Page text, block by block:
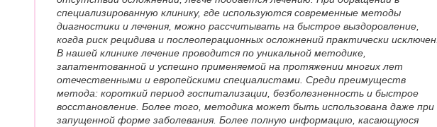
специализированную клинику, где используются современные методы
диагностики и лечения, можно рассчитывать на быстрое выздоровление,
когда риск рецидива и послеоперационных осложнений практически исключен.
В нашей клинике лечение проводится по уникальной методике,
запатентованной и успешно применяемой на протяжении многих лет
отечественными и европейскими специалистами. Среди преимуществ
метода: короткий период госпитализации, безболезненность и быстрое
восстановление. Более того, методика может быть использована даже при
запущенной форме заболевания. Более полную информацию, касающуюся